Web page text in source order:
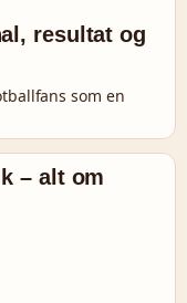
resultat og
som en